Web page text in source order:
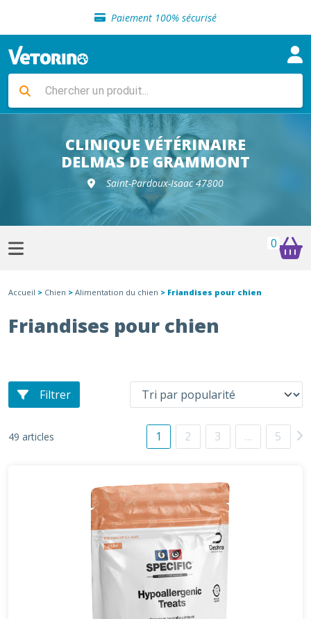
Paiement 100% sécurisé
Livraison gratuite en clinique vétérinaire
Sélection de croquettes vétérinaire
Livraison gratuite en clinique vétérinaire
Retour gratuit en clinique
Sélection de croquettes vétérinaire
CLINIQUE VÉTÉRINAIRE
DELMAS DE GRAMMONT
Saint-Pardoux-Isaac 47800
0
Accueil > Chien > Alimentation du chien > Friandises pour chien
Friandises pour chien
Filtrer
49 articles 1 2 3 … 5